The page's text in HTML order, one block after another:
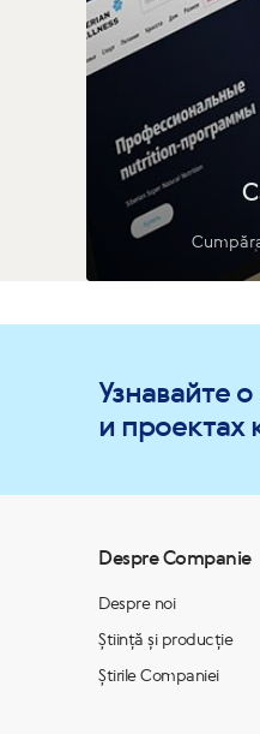
Узнавайте
и проектах
Despre Companie
Despre noi
Știință și producție
Știrile Companiei